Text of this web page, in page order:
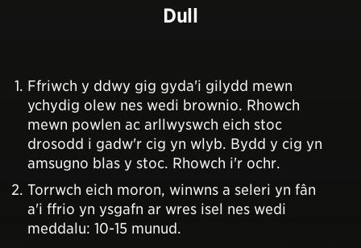
Dull
Ffriwch y ddwy gig gyda'i gilydd mewn
ychydig olew nes wedi brownio. Rhowch
mewn powlen ac arllwyswch eich stoc
drosodd i gadw'r cig yn wlyb. Bydd y cig yn
amsugno blas y stoc. Rhowch i'r ochr.
Torrwch eich moron, winwns a seleri yn fân
a'i ffrio yn ysgafn ar wres isel nes wedi
meddalu: 10-15 munud.